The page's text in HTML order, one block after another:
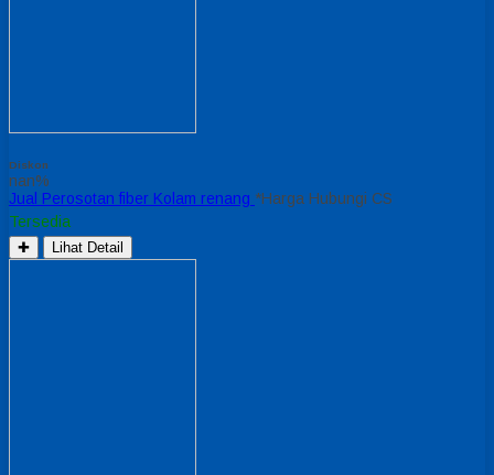
Diskon
nan%
Jual Perosotan fiber Kolam renang *Harga Hubungi CS
Tersedia
✚ Lihat Detail